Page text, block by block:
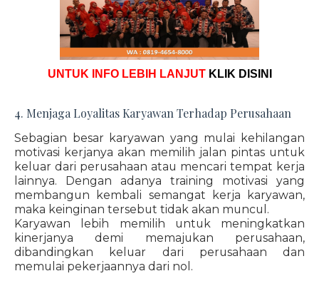
UNTUK INFO LEBIH LANJUT KLIK DISINI
4. Menjaga Loyalitas Karyawan Terhadap Perusahaan
Sebagian besar karyawan yang mulai kehilangan
motivasi kerjanya akan memilih jalan pintas untuk
keluar dari perusahaan atau mencari tempat kerja
lainnya. Dengan adanya training motivasi yang
membangun kembali semangat kerja karyawan,
maka keinginan tersebut tidak akan muncul.
Karyawan lebih memilih untuk meningkatkan
kinerjanya demi memajukan perusahaan,
dibandingkan keluar dari perusahaan dan
memulai pekerjaannya dari nol.